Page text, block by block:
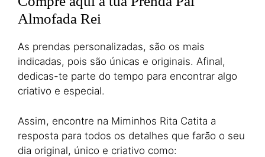
Almofada Rei
As prendas personalizadas, são os mais
indicadas, pois são únicas e originais. Afinal,
dedicas-te parte do tempo para encontrar algo
criativo e especial.
Assim, encontre na Miminhos Rita Catita a
resposta para todos os detalhes que farão o seu
dia original, único e criativo como: